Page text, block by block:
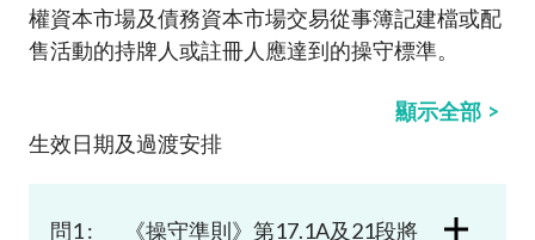
加入本會
權資本市場及債務資本市場交易從事簿記建檔或配
售活動的持牌人或註冊人應達到的操守標準。
顯示全部
生效日期及過渡安排
問1 : 《操守準則》第17.1A及21段將